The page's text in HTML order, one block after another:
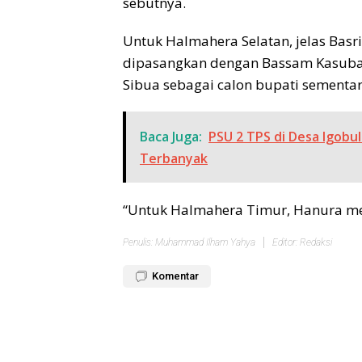
Untuk Halmahera Selatan, jelas
dipasangkan dengan Bassam
Sibua sebagai calon bupati
Baca Juga: PSU 2 TPS di Desa
Terbanyak
“Untuk Halmahera Timur, Hanura
Penulis: Muhammad Ilham Yahya Editor: Redaksi
Komentar